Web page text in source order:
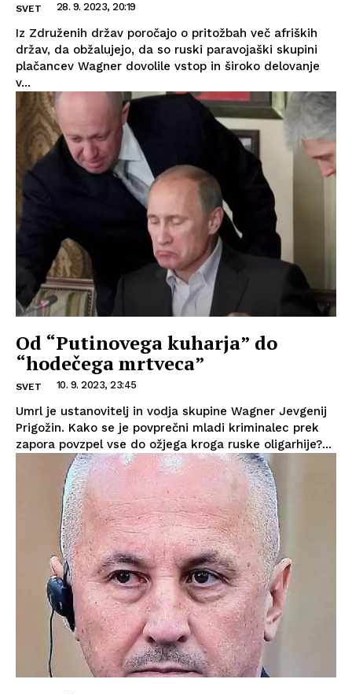
SVET 28. 9. 2023, 20:19
Iz Združenih držav poročajo o pritožbah več afriških
držav, da obžalujejo, da so ruski paravojaški skupini
plačancev Wagner dovolile vstop in široko delovanje
v...
Od “Putinovega kuharja” do
“hodečega mrtveca”
SVET 10. 9. 2023, 23:45
Umrl je ustanovitelj in vodja skupine Wagner Jevgenij
Prigožin. Kako se je povprečni mladi kriminalec prek
zapora povzpel vse do ožjega kroga ruske oligarhije?...